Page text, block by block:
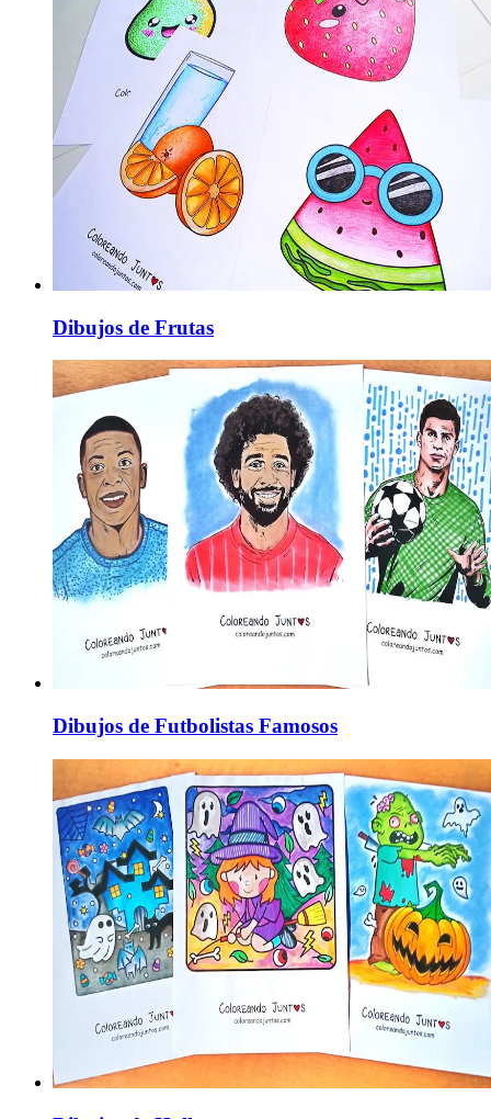
Dibujos de Frutas
Dibujos de Futbolistas Famosos